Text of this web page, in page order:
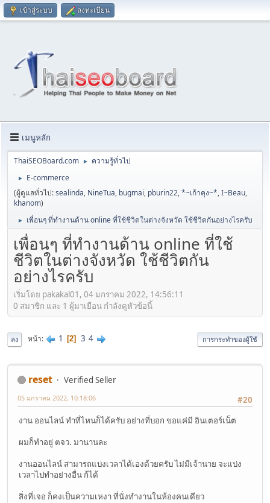
เข้าสู่ระบบ ลงทะเบียน
เมนูหลัก
ThaiSEOBoard.com ► ความรู้ทั่วไป
►
E-commerce
(ผู้ดูแลทั่วไป:sealinda, NineTua, bugmai, pburin22,*~เก้าคุง~*,I~Beau,
khanom)
► เพื่อนๆ ที่ทำงานด้าน online ที่ใช้ชีวิตในต่างจังหวัด ใช้ชีวิตกันอย่างไรครับ
เพื่อนๆ ที่ทำงานด้าน online ที่ใช้
ชีวิตในต่างจังหวัด ใช้ชีวิตกัน
อย่างไรครับ
เริ่มโดย pakakal01, 04 มกราคม 2022, 14:56:11
0 สมาชิก และ 1 ผู้มาเยือน กำลังดูหัวข้อนี้
ลง หน้า 1 2 3 4 การกระทำของผู้ใช้
reset
Verified Seller
#20
05 มกราคม 2022, 10:18:06
งาน ออนไลน์ ทำที่ไหนก็ได้ครับ อย่างที่บอก ขอแค่มี อินเตอร์เน็ต
ผมก็ทำอยู่ ตจว. มานานละ
งานออนไลน์ สามารถแบ่งเวลาได้เองด้วยครับ ไม่มีเจ้านาย จะแบ่ง
เวลาไปทำอย่างอื่น ก้ได้
สิ่งที่เจอ ก็คงเป็นความเหงา ที่นั่งทำงานในห้องคนเดียว